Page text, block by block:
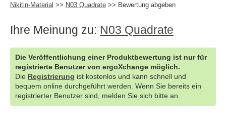
Nikitin-Material >> N03 Quadrate >> Bewertung abgeben
Ihre Meinung zu: N03 Quadrate
Die Veröffentlichung einer Produktbewertung ist nur für
registrierte Benutzer von ergoXchange möglich.
Die Registrierung ist kostenlos und kann schnell und
bequem online durchgeführt werden. Wenn Sie bereits ein
registrierter Benutzer sind, melden Sie sich bitte an.